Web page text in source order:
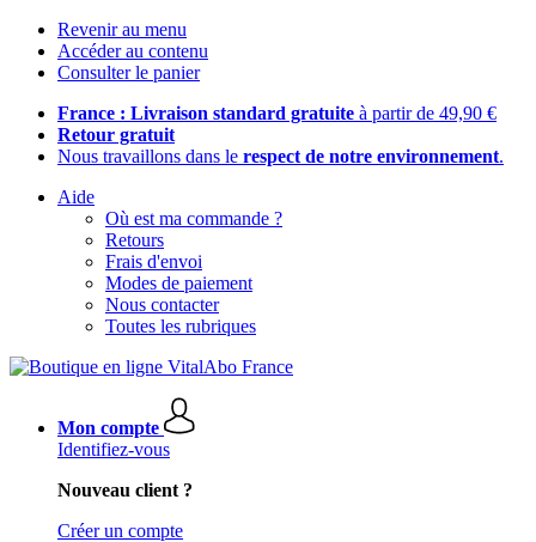
Revenir au menu
Accéder au contenu
Consulter le panier
France : Livraison standard gratuite à partir de 49,90 €
Retour gratuit
Nous travaillons dans le respect de notre environnement.
Aide
Où est ma commande ?
Retours
Frais d'envoi
Modes de paiement
Nous contacter
Toutes les rubriques
Mon compte
Identifiez-vous
Nouveau client ?
Créer un compte